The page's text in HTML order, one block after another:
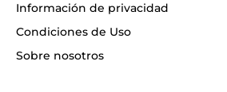
Información de privacidad
Condiciones de Uso
Sobre nosotros